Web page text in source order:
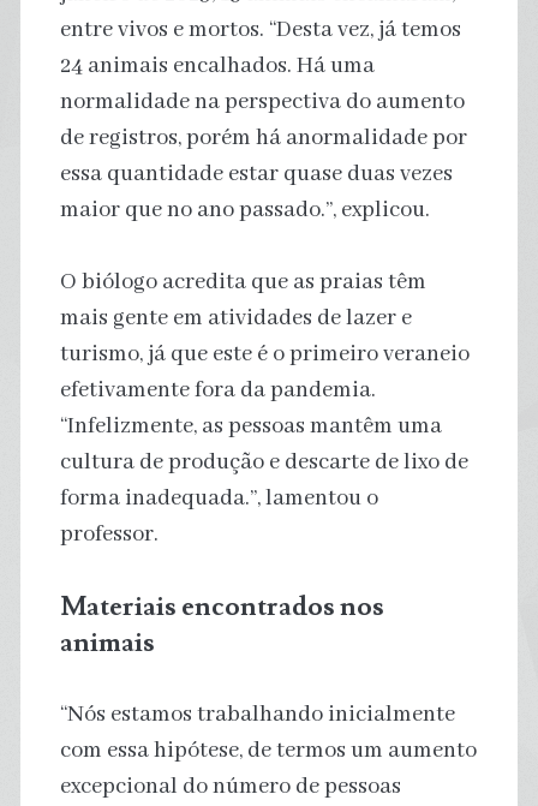
entre vivos e mortos. “Desta vez, já temos
24 animais encalhados. Há uma
normalidade na perspectiva do aumento
de registros, porém há anormalidade por
essa quantidade estar quase duas vezes
maior que no ano passado.”, explicou.
O biólogo acredita que as praias têm
mais gente em atividades de lazer e
turismo, já que este é o primeiro veraneio
efetivamente fora da pandemia.
“Infelizmente, as pessoas mantêm uma
cultura de produção e descarte de lixo de
forma inadequada.”, lamentou o
professor.
Materiais encontrados nos
animais
“Nós estamos trabalhando inicialmente
com essa hipótese, de termos um aumento
excepcional do número de pessoas